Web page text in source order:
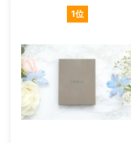
1位